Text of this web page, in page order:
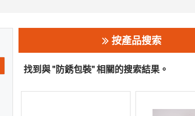
按產品搜索
找到與 "防銹包裝" 相關的搜索結果。